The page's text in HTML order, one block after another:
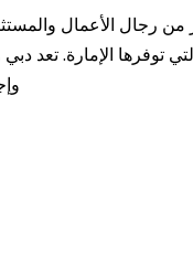
التي توفرها الإمارة.